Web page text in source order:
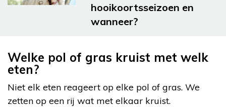
hooikoortsseizoen en
wanneer?
Welke pol of gras kruist met welk
eten?
Niet elk eten reageert op elke pol of gras. We
zetten op een rij wat met elkaar kruist.